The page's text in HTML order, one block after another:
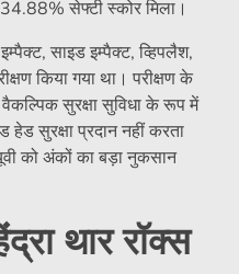
सेफ्टी स्कोर मिला।
साइड इम्पैक्ट, व्हिपलैश,
किया गया था। परीक्षण के
सुरक्षा सुविधा के रूप में
सुरक्षा प्रदान नहीं करता
को अंकों का बड़ा नुकसान
थार रॉक्स